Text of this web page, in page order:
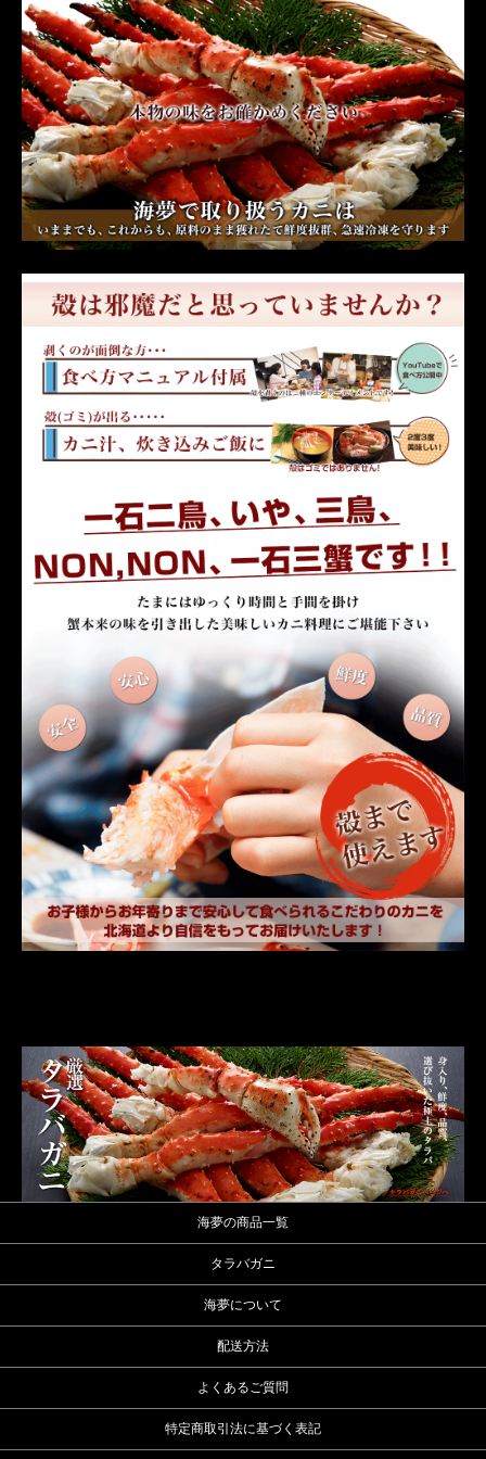
海夢の商品一覧
タラバガニ
海夢について
配送方法
よくあるご質問
特定商取引法に基づく表記